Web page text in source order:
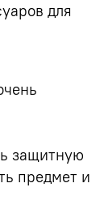
для
защитную
предмет и